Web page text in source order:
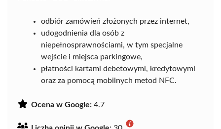
odbiór zamówień złożonych przez internet,
udogodnienia dla osób z
niepełnosprawnościami, w tym specjalne
wejście i miejsca parkingowe,
płatności kartami debetowymi, kredytowymi
oraz za pomocą mobilnych metod NFC.
Ocena w Google: 4.7